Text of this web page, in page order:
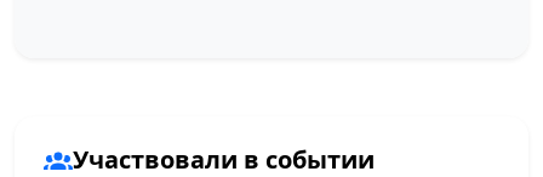
Участвовали в событии